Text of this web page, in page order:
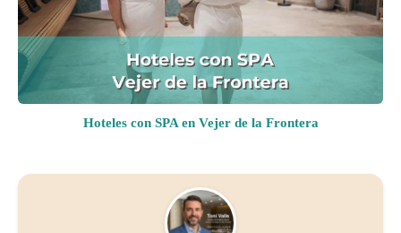
Hoteles con SPA en Vejer de la Frontera